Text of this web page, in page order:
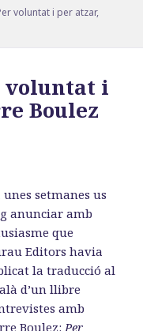
voluntat i per atzar,
voluntat i
Boulez
unes setmanes us
anunciar amb
que
Editors havia
la traducció al
d’un llibre
amb
Boulez: Per